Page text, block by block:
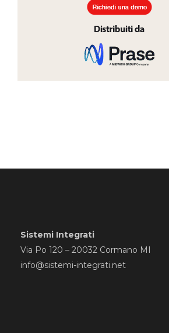
Sistemi Integrati
Via Po 120 – 20032 Cormano MI
info@sistemi-integrati.net